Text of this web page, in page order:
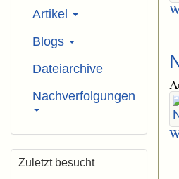
Artikel
Blogs
Dateiarchive
Nachverfolgungen
Zuletzt besucht